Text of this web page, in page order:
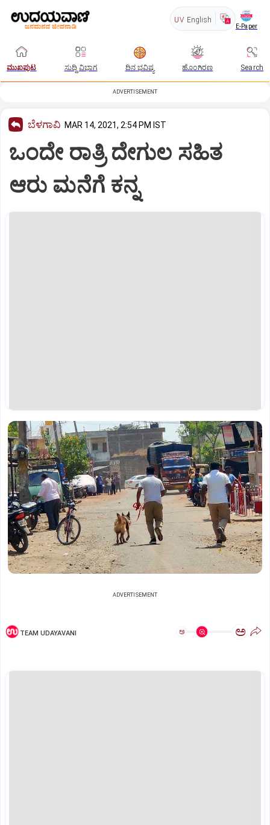
UV English
E-Paper
ಮುಖಪುಟ ಸುದ್ದಿ ವಿಭಾಗ ದಿನ ಭವಿಷ್ಯ ಹೊಂಗಿರಣ Search
ADVERTISEMENT
ಬೆಳಗಾವಿ MAR 14, 2021, 2:54 PM IST
ಒಂದೇ ರಾತ್ರಿ ದೇಗುಲ ಸಹಿತ
ಆರು ಮನೆಗೆ ಕನ್ನ
ADVERTISEMENT
TEAM UDAYAVANI ಅ ಅ